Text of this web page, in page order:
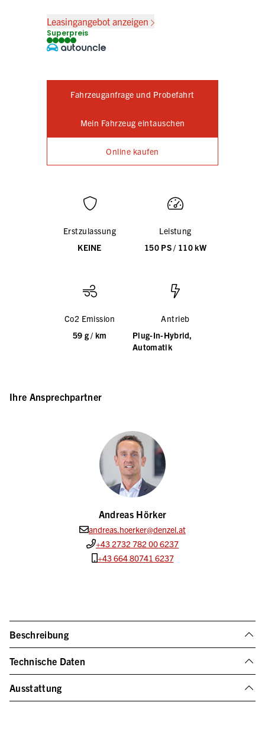
Leasingangebot anzeigen
Superpreis
Fahrzeuganfrage und Probefahrt
Mein Fahrzeug eintauschen
Online kaufen
Erstzulassung
KEINE
Leistung
150 PS / 110 kW
Co2 Emission
59 g / km
Antrieb
Plug-In-Hybrid,
Automatik
Ihre Ansprechpartner
Andreas Hörker
andreas.hoerker@denzel.at
+43 2732 782 00 6237
+43 664 80741 6237
Beschreibung
Technische Daten
Ausstattung